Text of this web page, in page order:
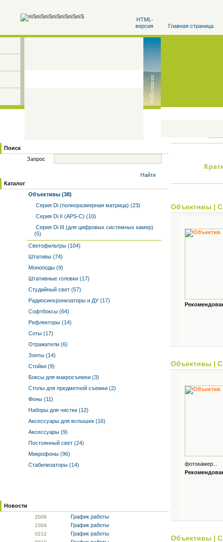
HTML-
версия
Главная страница
Поиск
Запрос
Найти
Каталог
Объективы (38)
Серия Di (полноразмерная матрица) (23)
Серия Di II (APS-C) (10)
Серия Di III (для цифровых системных камер)
(5)
Светофильтры (104)
Штативы (74)
Моноподы (9)
Штативные головки (17)
Студийный свет (57)
Радиосинхронизаторы и ДУ (17)
Софтбоксы (64)
Рефлекторы (14)
Соты (17)
Отражатели (6)
Зонты (14)
Стойки (9)
Боксы для макросъемки (3)
Столы для предметной съемки (2)
Фоны (11)
Наборы для чистки (12)
Аксессуары для вспышек (16)
Аксессуары (9)
Постоянный свет (24)
Микрофоны (96)
Стабилизаторы (14)
Новости
2008 График работы
1004 График работы
0212 График работы
Объективы |
Объективы |
фотокамер...
Объективы |